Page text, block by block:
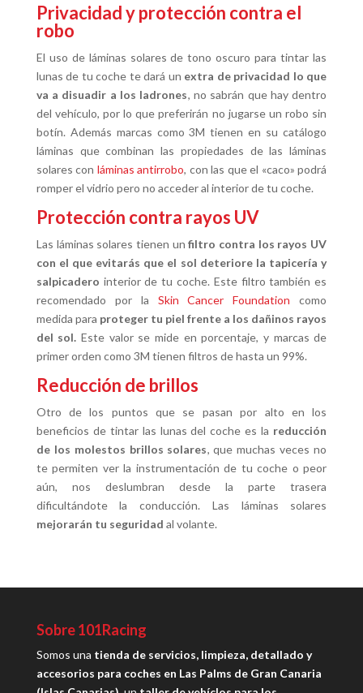
Privacidad y protección contra el
robo
El uso de láminas solares de tono oscuro para tintar las
lunas de tu coche te dará un extra de privacidad lo que
va a disuadir a los ladrones, no sabrán que hay dentro
del vehículo, por lo que preferirán no jugarse un robo sin
botín. Además marcas como 3M tienen en su catálogo
láminas que combinan las propiedades de las láminas
solares con láminas antirrobo, con las que el «caco» podrá
romper el vidrio pero no acceder al interior de tu coche.
Protección contra rayos UV
Las láminas solares tienen unfiltro contra los rayos UV
con el que evitarás que el sol deteriore la tapicería y
salpicadero interior de tu coche. Este filtro también es
recomendado por la Skin Cancer Foundation como
medida para proteger tu piel frente a los dañinos rayos
del sol. Este valor se mide en porcentaje, y marcas de
primer orden como 3M tienen filtros de hasta un 99%.
Reducción de brillos
Otro de los puntos que se pasan por alto en los
beneficios de tintar las lunas del coche es la reducción
de los molestos brillos solares, que muchas veces no
te permiten ver la instrumentación de tu coche o peor
aún, nos deslumbran desde la parte trasera
dificultándote la conducción. Las láminas solares
mejorarán tu seguridad al volante.
Sobre 101Racing
Somos una tienda de servicios, limpieza, detallado y
accesorios para coches en Las Palms de Gran Canaria